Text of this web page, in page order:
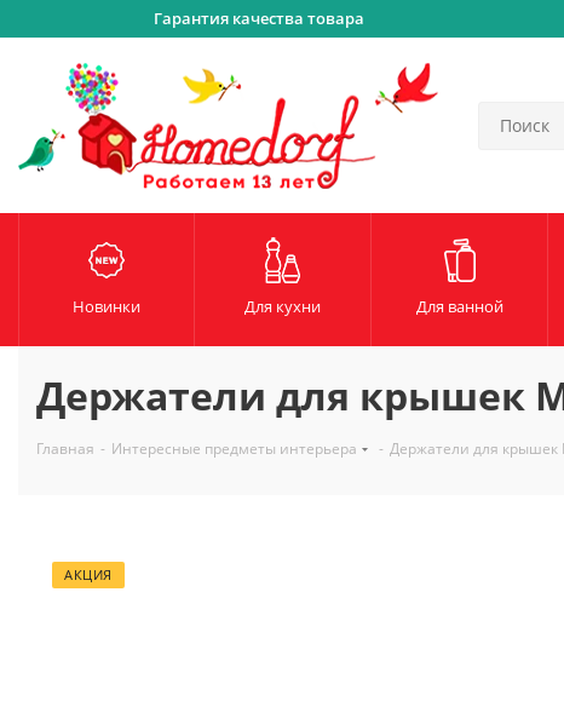
Гарантия качества товара
Новинки Для кухни Для ванной
Держатели для крышек
Главная - Интересные предметы интерьера - Держатели для крышек
АКЦИЯ